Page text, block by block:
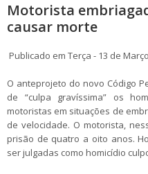
Motorista
causar morte
Publicado em Terça - 13 de
O anteprojeto do novo Código
de “culpa gravíssima” os
motoristas em situações de
de velocidade. O motorista,
prisão de quatro a oito anos.
ser julgadas como homicídio